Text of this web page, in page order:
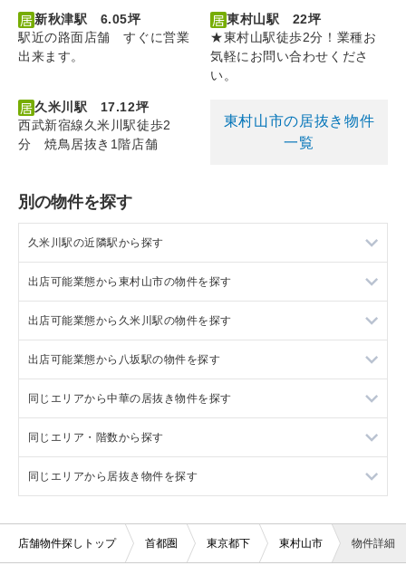
新秋津駅 6.05坪
駅近の路面店舗 すぐに営業
出来ます。
東村山駅 22坪
★東村山駅徒歩2分！業種お
気軽にお問い合わせくださ
い。
久米川駅 17.12坪
西武新宿線久米川駅徒歩2
分 焼鳥居抜き1階店舗
東村山市の居抜き物件
一覧
別の物件を探す
久米川駅の近隣駅から探す
東村山駅の店舗物件・貸店舗・テナント一覧
小平駅の店舗物件・貸店舗・テナント一覧
花小金井駅の店舗物件・貸店舗・テナント一覧
出店可能業態から東村山市の物件を探す
東村山市の重飲食を出店可能な店舗物件・貸店舗・テナント一
覧
東村山市のバー・クラブを出店可能な店舗物件・貸店舗・テナ
ント一覧
東村山市の美容室・理容室を出店可能な店舗物件・貸店舗・テ
東村山市のサロンを出店可能な店舗物件・貸店舗・テナント一
出店可能業態から久米川駅の物件を探す
久米川駅の重飲食を出店可能な店舗物件・貸店舗・テナント一
覧
久米川駅のバー・クラブを出店可能な店舗物件・貸店舗・テナ
ント一覧
久米川駅の美容室・理容室を出店可能な店舗物件・貸店舗・テ
ナント一覧
出店可能業態から八坂駅の物件を探す
八坂駅の重飲食を出店可能な店舗物件・貸店舗・テナント一覧
八坂駅の軽飲食を出店可能な店舗物件・貸店舗・テナント一覧
八坂駅のバー・クラブを出店可能な店舗物件・貸店舗・テナン
八坂駅の美容室・理容室を出店可能な店舗物件・貸店舗・テナ
ント一覧
同じエリアから中華の居抜き物件を探す
東村山市の中華の居抜き店舗物件・貸店舗・テナント一覧
久米川駅の中華の居抜き店舗物件・貸店舗・テナント一覧
東村山駅の中華の居抜き店舗物件・貸店舗・テナント一覧
同じエリア・階数から探す
東村山市の1階の店舗物件・貸店舗・テナント一覧
八坂駅の1階の店舗物件・貸店舗・テナント一覧
同じエリアから居抜き物件を探す
八坂駅の居抜き店舗物件・貸店舗・テナント一覧
店舗物件探しトップ 首都圏 東京都下 東村山市 物件詳細